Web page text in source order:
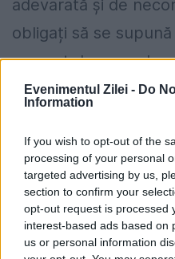
Evenimentul Zilei - Do
Information
If you wish to opt-out of the
processing of your personal
targeted advertising by us,
section to confirm your
opt-out request is processed
interest-based ads based on
us or personal information
adevarată și de
obligați să se
nu sunt de accord
vechi...
CITESTE STIREA